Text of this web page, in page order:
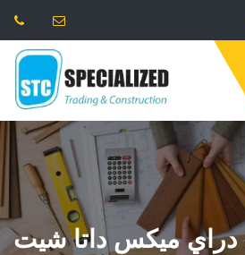
دراي ميكس داتا شيت